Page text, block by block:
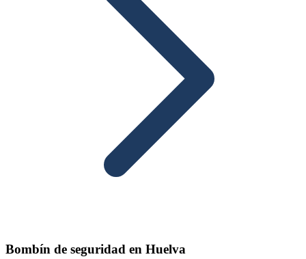
Bombín de seguridad en Huelva